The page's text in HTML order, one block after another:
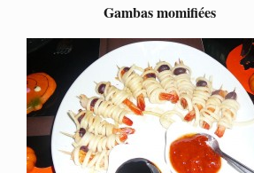
Gambas momifiées